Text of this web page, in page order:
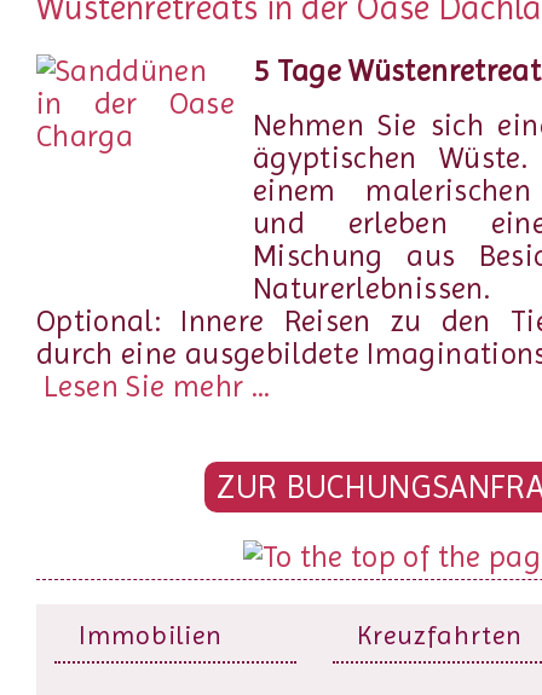
5 Tage Wüstenretreat
Nehmen Sie sich
ägyptischen
einem
und erleben
Mischung aus
Naturerlebnissen.
Optional: Innere Reisen zu den
durch eine ausgebildete
Lesen Sie mehr ...
ZUR
Immobilien Kreuzfahrten